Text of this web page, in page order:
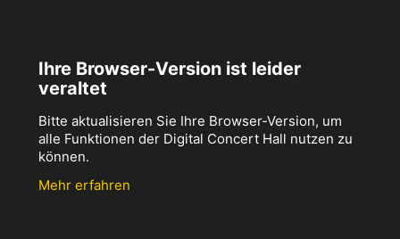
Ihre Browser-Version ist leider
veraltet
Bitte aktualisieren Sie Ihre Browser-Version, um
alle Funktionen der Digital Concert Hall nutzen zu
können.
Mehr erfahren